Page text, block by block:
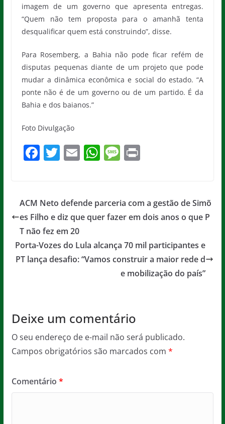
imagem de um governo que apresenta entregas.
“Quem não tem proposta para o amanhã tenta
desqualificar quem está construindo”, disse.
Para Rosemberg, a Bahia não pode ficar refém de
disputas pequenas diante de um projeto que pode
mudar a dinâmica econômica e social do estado. “A
ponte não é de um governo ou de um partido. É da
Bahia e dos baianos.”
Foto Divulgação
F
e
b
o
o
k
T
er
E
l
W
s
A
p
M
a
g
Pr
ACM Neto defende parceria com a gestão de Simõ
es Filho e diz que quer fazer em dois anos o que P
T não fez em 20
Porta-Vozes do Lula alcança 70 mil participantes e
PT lança desafio: “Vamos construir a maior rede d
e mobilização do país”
Deixe um comentário
O seu endereço de e-mail não será publicado.
Campos obrigatórios são marcados com *
Comentário *